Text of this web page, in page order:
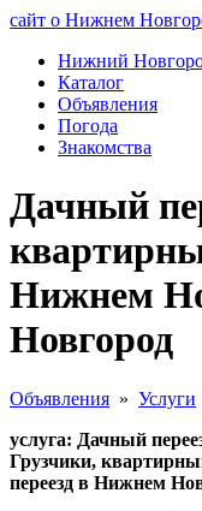
сайт о Нижнем
Нижний
Каталог
Объявления
Погода
Знакомства
Дачный
Нижнем
Новгород
Объявления » Услуги
услуга: Дачный
Грузчики,
переезд в Нижнем